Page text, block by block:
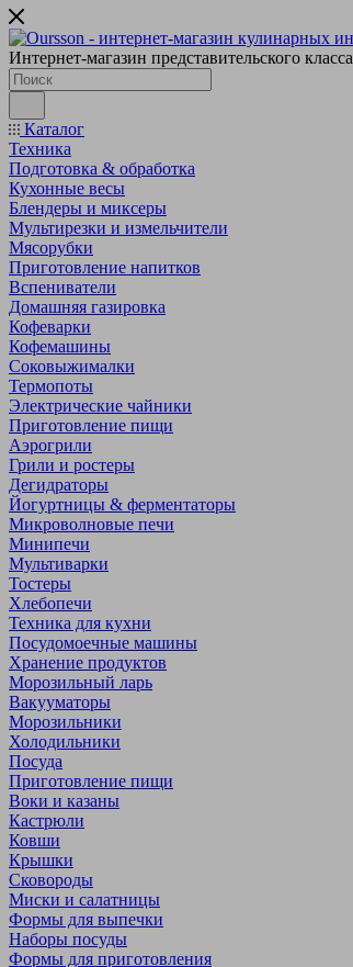
Интернет-магазин представительского класса
Каталог
Техника
Подготовка & обработка
Кухонные весы
Блендеры и миксеры
Мультирезки и измельчители
Мясорубки
Приготовление напитков
Вспениватели
Домашняя газировка
Кофеварки
Кофемашины
Соковыжималки
Термопоты
Электрические чайники
Приготовление пищи
Аэрогрили
Грили и ростеры
Дегидраторы
Йогуртницы & ферментаторы
Микроволновые печи
Минипечи
Мультиварки
Тостеры
Хлебопечи
Техника для кухни
Посудомоечные машины
Хранение продуктов
Морозильный ларь
Вакууматоры
Морозильники
Холодильники
Посуда
Приготовление пищи
Воки и казаны
Кастрюли
Ковши
Крышки
Сковороды
Миски и салатницы
Формы для выпечки
Наборы посуды
Формы для приготовления